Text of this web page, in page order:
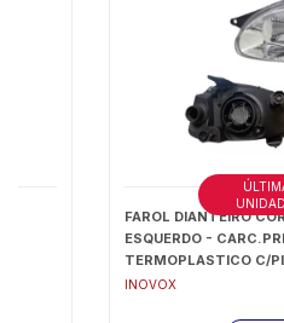
FAROL DIANTEIRO
ESQUERDO -
TERMOPLASTICO C/
H261761
INOVOX